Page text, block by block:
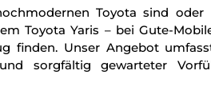
Toyota sind oder
Toyota Yaris – bei Gute-
finden. Unser Angebot
sorgfältig gewarteter